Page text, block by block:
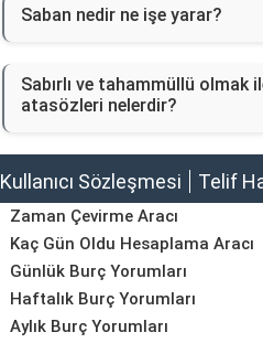
Saban nedir ne işe yarar?
Sabırlı ve tahammüllü olmak
atasözleri nelerdir?
Kullanıcı Sözleşmesi Telif
Zaman Çevirme Aracı
Kaç Gün Oldu Hesaplama Aracı
Günlük Burç Yorumları
Haftalık Burç Yorumları
Aylık Burç Yorumları